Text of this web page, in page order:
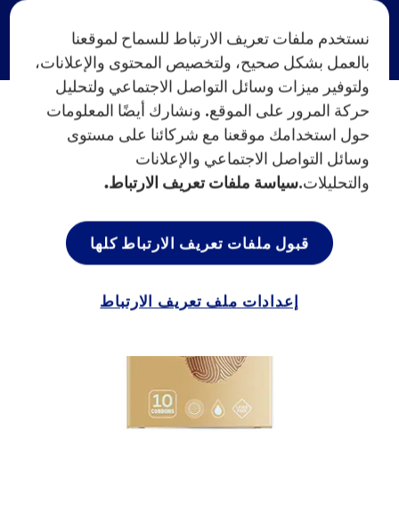
نستخدم ملفات تعريف الارتباط للسماح لموقعنا
بالعمل بشكل صحيح، ولتخصيص المحتوى والإعلانات،
ولتوفير ميزات وسائل التواصل الاجتماعي ولتحليل
حركة المرور على الموقع. ونشارك أيضًا المعلومات
حول استخدامك موقعنا مع شركائنا على مستوى
وسائل التواصل الاجتماعي والإعلانات
والتحليلات.سياسة ملفات تعريف الارتباط.
إعدادات ملف تعريف الارتباط
قبول ملفات تعريف الارتباط كلها